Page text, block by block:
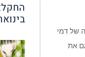
של דמי
את